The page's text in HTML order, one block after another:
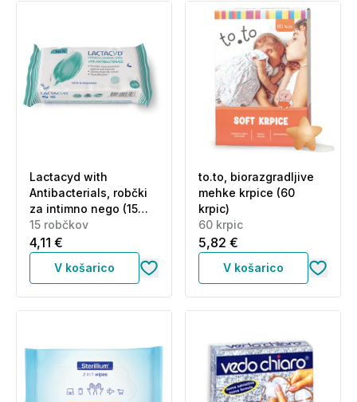
Lactacyd with
Antibacterials, robčki
za intimno nego (15
robčkov)
15 robčkov
4,11 €
V košarico
to.to, biorazgradljive
mehke krpice (60
krpic)
60 krpic
5,82 €
V košarico